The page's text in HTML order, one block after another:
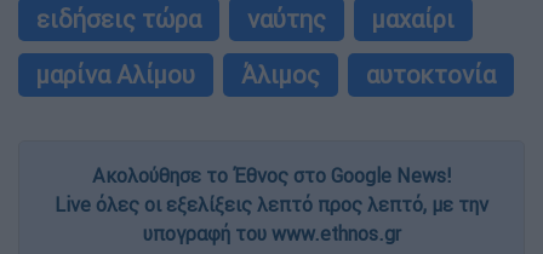
ειδήσεις τώρα ναύτης
μαχαίρι
μαρίνα Αλίμου
Άλιμος αυτοκτονία
Ακολούθησε το Έθνος στο Google News!
Live όλες οι εξελίξεις λεπτό προς λεπτό, με την
υπογραφή του www.ethnos.gr